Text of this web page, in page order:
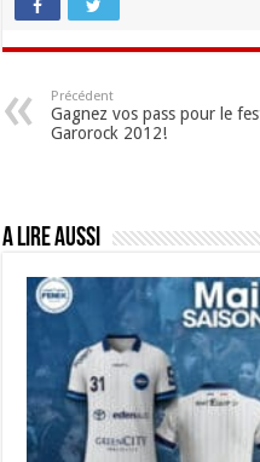
Précédent
Gagnez vos pass pour le
Garorock 2012!
A lire aussi